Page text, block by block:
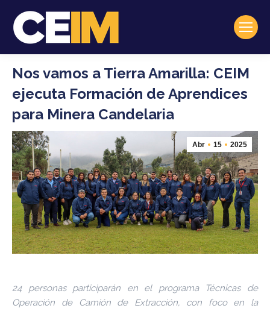
Nos vamos a Tierra Amarilla: CEIM
ejecuta Formación de Aprendices
para Minera Candelaria
Abr 15 2025
24 personas participarán en el programa Técnicas de
Operación de Camión de Extracción, con foco en la